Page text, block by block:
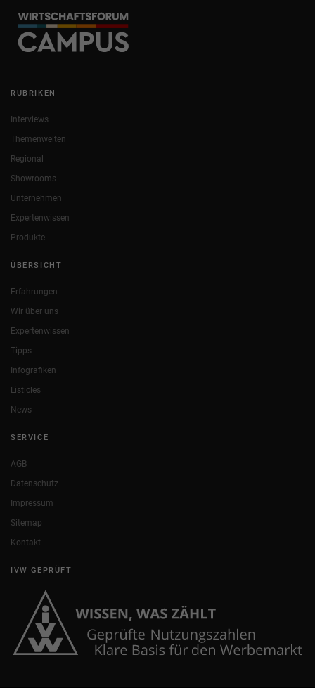
RUBRIKEN
Interviews
Themenwelten
Regional
Showrooms
Unternehmen
Expertenwissen
Produkte
ÜBERSICHT
Erfahrungen
Wir über uns
Expertenwissen
Tipps
Infografiken
Listicles
News
SERVICE
AGB
Datenschutz
Impressum
Sitemap
Kontakt
IVW GEPRÜFT